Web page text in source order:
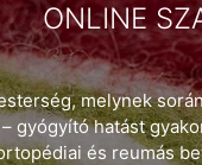
ONLINE
melynek
gyógyító hatást
és reumás